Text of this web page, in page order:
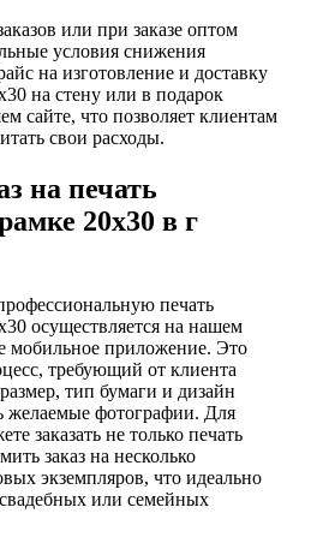
или при заказе оптом
условия снижения
на изготовление и доставку
на стену или в подарок
сайте, что позволяет клиентам
свои расходы.
на печать
20х30 в г
печать
осуществляется на нашем
мобильное приложение. Это
требующий от клиента
тип бумаги и дизайн
желаемые фотографии. Для
заказать не только печать
заказ на несколько
экземпляров, что идеально
или семейных